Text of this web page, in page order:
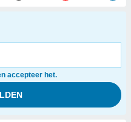
accepteer het.